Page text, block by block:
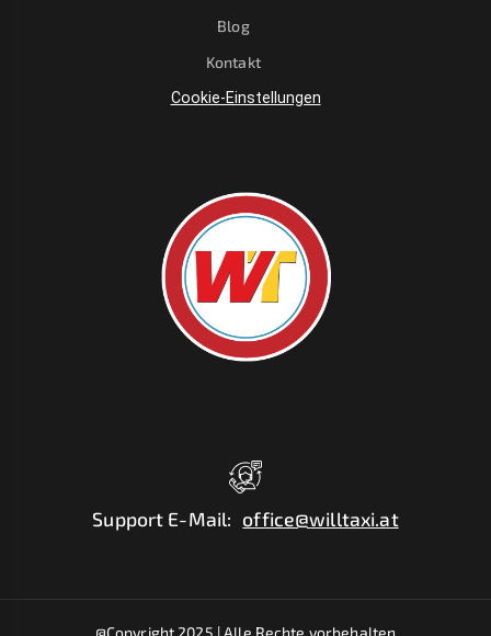
Blog
Kontakt
Cookie-Einstellungen
Support E-Mail: office@willtaxi.at